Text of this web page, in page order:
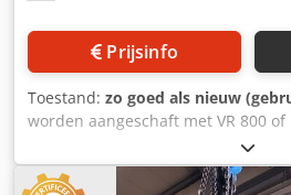
Prijsinfo
Toestand: zo goed als nieuw
worden aangeschaft met VR 800
meer informatie via een
Abwek